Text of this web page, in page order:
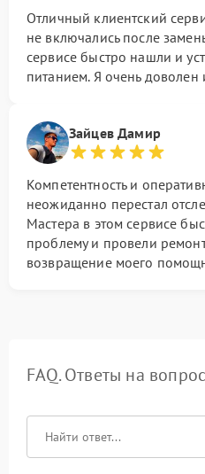
Отличный клиентский
не включались после
сервисе быстро нашли и
питанием. Я очень доволен
Зайцев Дамир
Компетентность и
неожиданно перестал
Мастера в этом сервисе
проблему и провели
возвращение моего
FAQ. Ответы на